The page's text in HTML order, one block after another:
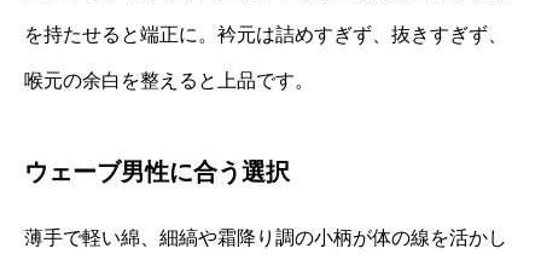
を持たせると端正に。衿元は詰めすぎず、抜きすぎず、
喉元の余白を整えると上品です。
ウェーブ男性に合う選択
薄手で軽い綿、細縞や霜降り調の小柄が体の線を活かし